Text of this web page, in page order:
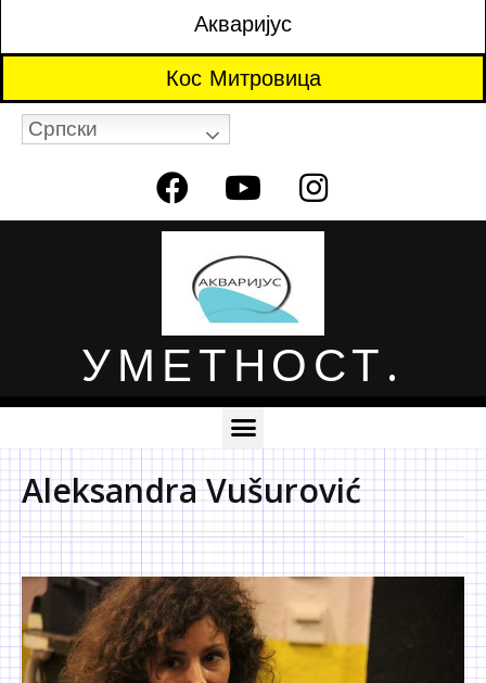
Акваријус
Кос Митровица
Српски
УМЕТНОСТ.
Aleksandra Vušurović